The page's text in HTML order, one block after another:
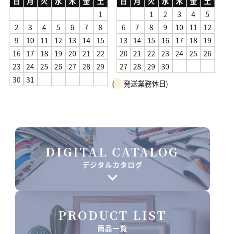
1
2
3 4 5 6 7
8
9
10 11 12 13 14
15
16 17 18 19 20 21
22
23 24 25 26 27 28 29
30 31
1
2 3 4
5
6
7 8 9 10 11
12
13
14 15 16 17 18
19
20 21 22 23 24 25 26
27 28 29 30
(
発送業務休日)
DIGITAL CATALOG
デジタルカタログ
PRODUCT LIST
商品一覧